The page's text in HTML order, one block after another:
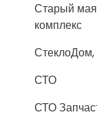
Старый
комплекс
СТО
СТО